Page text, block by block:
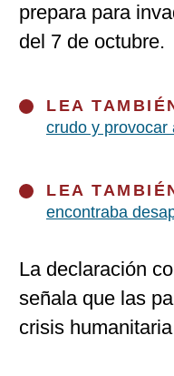
prepara para
del 7 de octubre.
LEA
crudo y provocar
LEA
encontraba
La declaración
señala que las
crisis